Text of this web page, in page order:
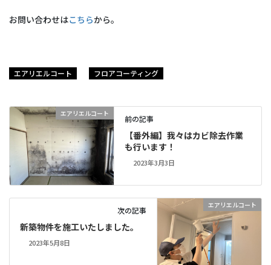
お問い合わせはこちらから。
エアリエルコート フロアコーティング
エアリエルコート
前の記事
【番外編】我々はカビ除去作業
も行います！
2023年3月3日
エアリエルコート
次の記事
新築物件を施工いたしました。
2023年5月8日